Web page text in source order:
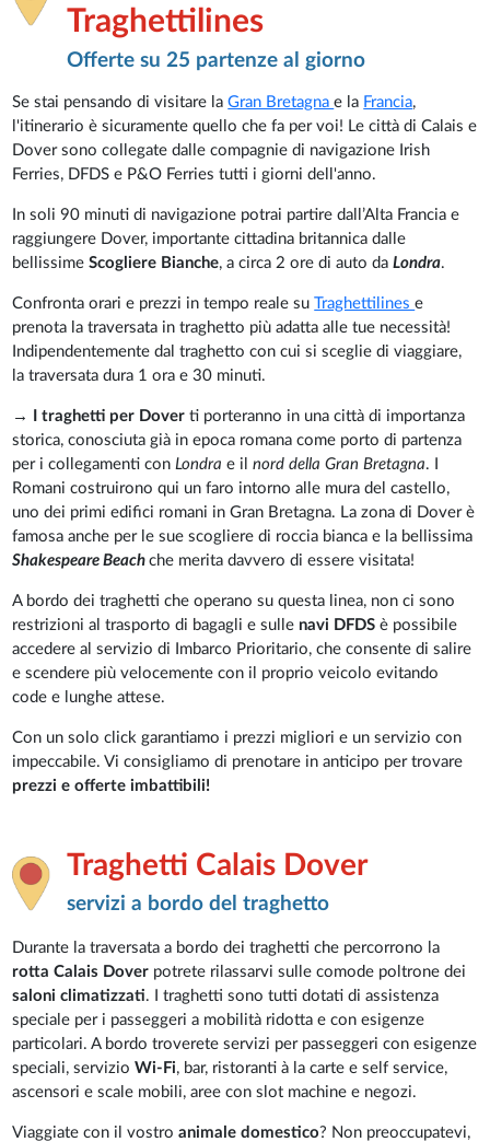
Traghettilines
Offerte su 25 partenze al giorno
Se stai pensando di visitare laGran Bretagnae la Francia,
l'itinerario è sicuramente quello che fa per voi! Le città di Calais e
Dover sono collegate dalle compagnie di navigazione Irish
Ferries, DFDS e P&O Ferries tutti i giorni dell'anno.
In soli 90 minuti di navigazione potrai partire dall’Alta Francia e
raggiungere Dover, importante cittadina britannica dalle
bellissimeScogliere Bianche, a circa 2 ore di auto daLondra.
Confronta orari e prezzi in tempo reale suTraghettilinese
prenota la traversata in traghetto più adatta alle tue necessità!
Indipendentemente dal traghetto con cui si sceglie di viaggiare,
la traversata dura 1 ora e 30 minuti.
→ I traghetti per Doverti porteranno in una città di importanza
storica, conosciuta già in epoca romana come porto di partenza
per i collegamenti conLondrae ilnord della Gran Bretagna. I
Romani costruirono qui un faro intorno alle mura del castello,
uno dei primi edifici romani in Gran Bretagna. La zona di Dover è
famosa anche per le sue scogliere di roccia bianca e la bellissima
Shakespeare Beachche merita davvero di essere visitata!
A bordo dei traghetti che operano su questa linea, non ci sono
restrizioni al trasporto di bagagli e sulle navi DFDS è possibile
accedere al servizio di Imbarco Prioritario, che consente di salire
e scendere più velocemente con il proprio veicolo evitando
code e lunghe attese.
Con un solo click garantiamo i prezzi migliori e un servizio con
impeccabile. Vi consigliamo di prenotare in anticipo per trovare
prezzi e offerte imbattibili!
Traghetti Calais Dover
servizi a bordo del traghetto
Durante la traversata a bordo dei traghetti che percorrono la
rotta Calais Dover potrete rilassarvi sulle comode poltrone dei
saloni climatizzati. I traghetti sono tutti dotati di assistenza
speciale per i passeggeri a mobilità ridotta e con esigenze
particolari. A bordo troverete servizi per passeggeri con esigenze
speciali, servizio Wi-Fi, bar, ristoranti à la carte e self service,
ascensori e scale mobili, aree con slot machine e negozi.
Viaggiate con il vostroanimale domestico? Non preoccupatevi,